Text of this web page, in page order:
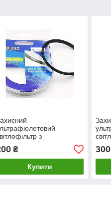
з
покриттям
MC-UV для
фотокамери —
₴
Купити
300